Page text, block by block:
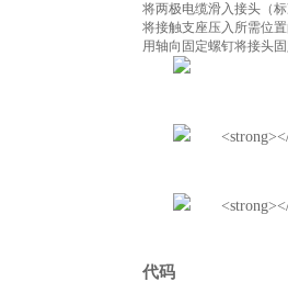
将两极电缆滑入接头（
将接触支座压入所需位
用轴向固定螺钉将接头
代码